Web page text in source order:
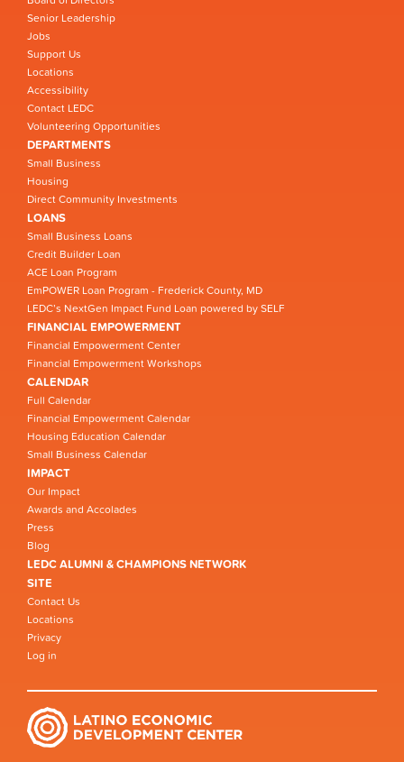
Senior Leadership
Jobs
Support Us
Locations
Accessibility
Contact LEDC
Volunteering Opportunities
DEPARTMENTS
Small Business
Housing
Direct Community Investments
LOANS
Small Business Loans
Credit Builder Loan
ACE Loan Program
EmPOWER Loan Program - Frederick County, MD
LEDC’s NextGen Impact Fund Loan powered by SELF
FINANCIAL EMPOWERMENT
Financial Empowerment Center
Financial Empowerment Workshops
CALENDAR
Full Calendar
Financial Empowerment Calendar
Housing Education Calendar
Small Business Calendar
IMPACT
Our Impact
Awards and Accolades
Press
Blog
LEDC ALUMNI & CHAMPIONS NETWORK
SITE
Contact Us
Locations
Privacy
Log in